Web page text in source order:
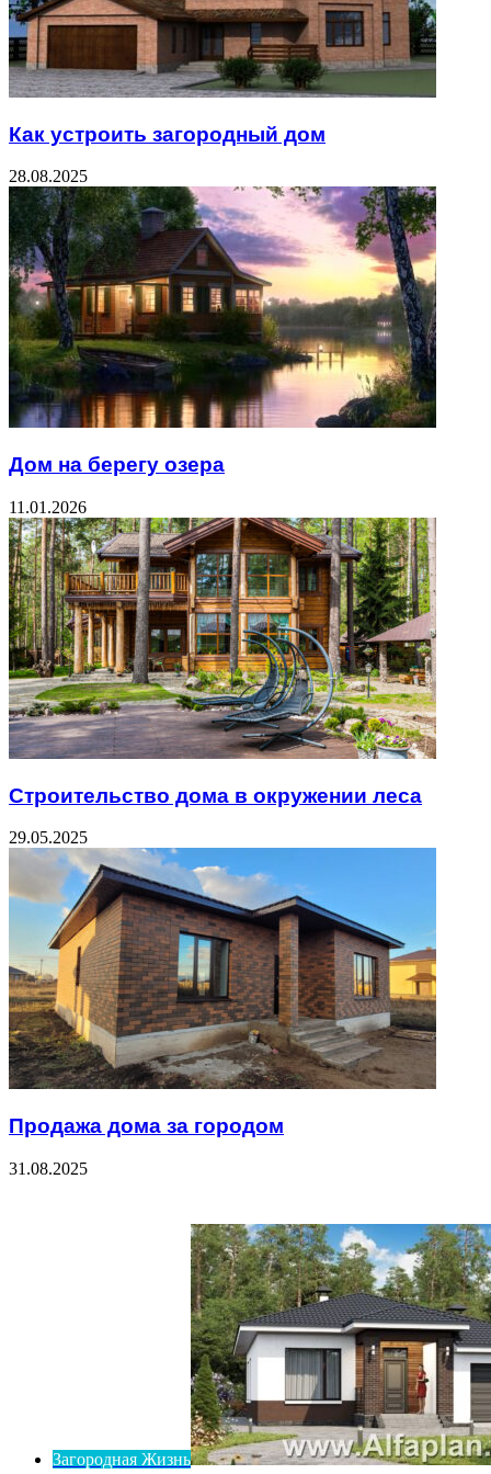
Как устроить загородный дом
28.08.2025
Дом на берегу озера
11.01.2026
Строительство дома в окружении леса
29.05.2025
Продажа дома за городом
31.08.2025
Загородная Жизнь